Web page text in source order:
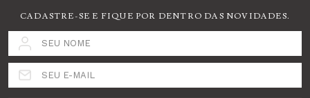
CADASTRE-SE E FIQUE POR DENTRO DAS NOVIDADES.
SEU NOME
SEU E-MAIL